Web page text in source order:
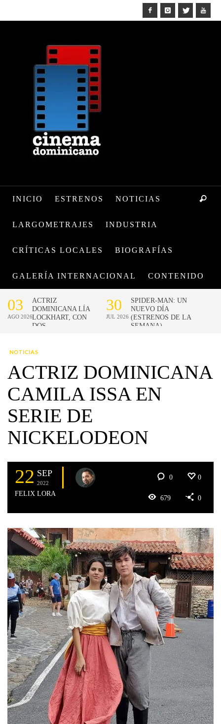
INICIO ESTRENOS NOTICIAS
LARGOMETRAJES INDUSTRIA
CRÍTICAS LOCALES BIOGRAFÍAS
GALERÍA INTERNACIONAL CONTENIDO
NOTICIAS
ACTRIZ DOMINICANA
CAMILA ISSA EN
SERIE DE
NICKELODEON
22 SEP
2022
FELIX LORA
0 0
679 0